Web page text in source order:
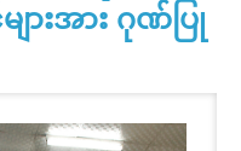
ျားအား ဂုဏ်ပြု